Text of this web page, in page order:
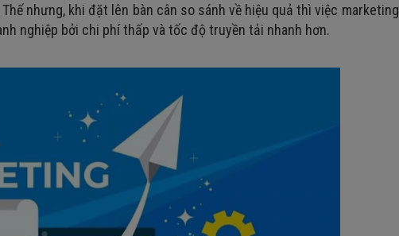
nhưng, khi đặt lên bàn cân so sánh về hiệu quả thì việc marketing
nghiệp bởi chi phí thấp và tốc độ truyền tải nhanh hơn.